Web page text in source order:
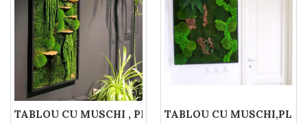
TABLOU CU MUSCHI , PLANTE STABILIZATE SI
TABLOU CU